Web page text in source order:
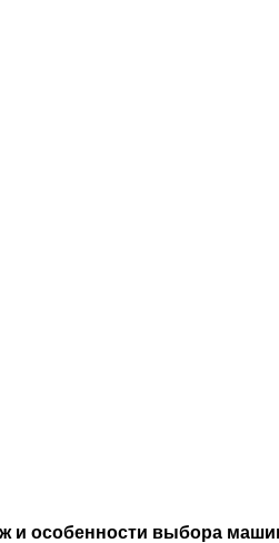
и особенности выбора